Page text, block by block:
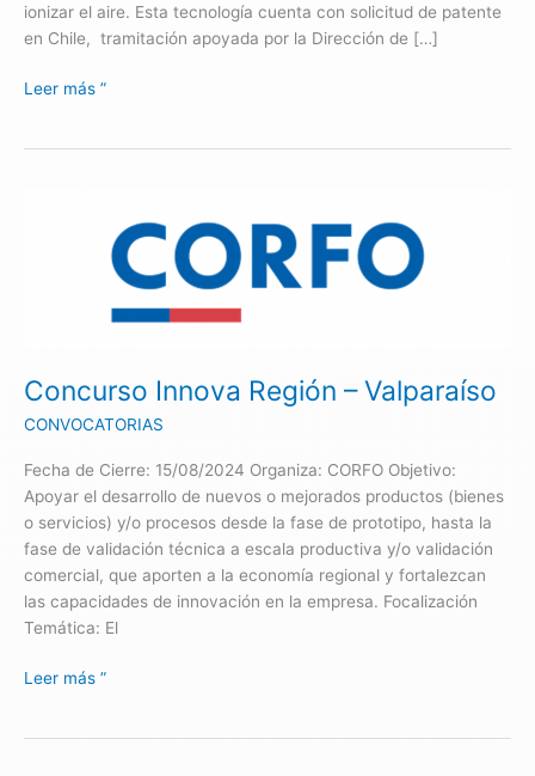
ionizar el aire. Esta tecnología cuenta con solicitud de patente
en Chile, tramitación apoyada por la Dirección de […]
Leer más ”
Concurso Innova Región – Valparaíso
CONVOCATORIAS
Fecha de Cierre: 15/08/2024 Organiza: CORFO Objetivo:
Apoyar el desarrollo de nuevos o mejorados productos (bienes
o servicios) y/o procesos desde la fase de prototipo, hasta la
fase de validación técnica a escala productiva y/o validación
comercial, que aporten a la economía regional y fortalezcan
las capacidades de innovación en la empresa. Focalización
Temática: El
Leer más ”